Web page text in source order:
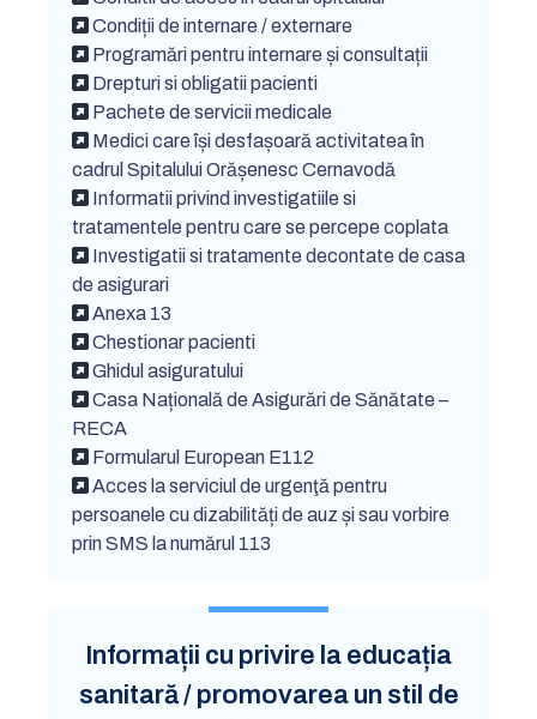
Condiții de internare / externare
Programări pentru internare și consultații
Drepturi si obligatii pacienti
Pachete de servicii medicale
Medici care își desfașoară activitatea în
cadrul Spitalului Orășenesc Cernavodă
Informatii privind investigatiile si
tratamentele pentru care se percepe coplata
Investigatii si tratamente decontate de casa
de asigurari
Anexa 13
Chestionar pacienti
Ghidul asiguratului
Casa Națională de Asigurări de Sănătate –
RECA
Formularul European E112
Acces la serviciul de urgenţă pentru
persoanele cu dizabilități de auz și sau vorbire
prin SMS la numărul 113
Informații cu privire la educația
sanitară / promovarea un stil de